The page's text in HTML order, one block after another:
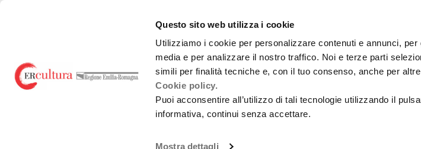
Questo sito web utilizza i cookie
Utilizziamo i cookie per personalizzare contenuti e annunci,
media e per analizzare il nostro traffico. Noi e terze parti
simili per finalità tecniche e, con il tuo consenso, anche per
Cookie policy.
Puoi acconsentire all’utilizzo di tali tecnologie utilizzando il
informativa, continui senza accettare.
Mostra dettagli
Torna
Cerca
Salta
Salta
emiliaromagnacultura/cartellone
Teatro e danza Lirica Musica
cura